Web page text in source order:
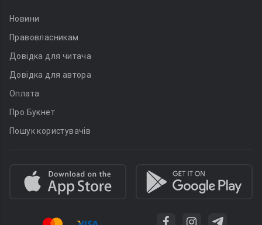
Новини
Правовласникам
Довідка для читача
Довідка для автора
Оплата
Про Букнет
Пошук користувачів